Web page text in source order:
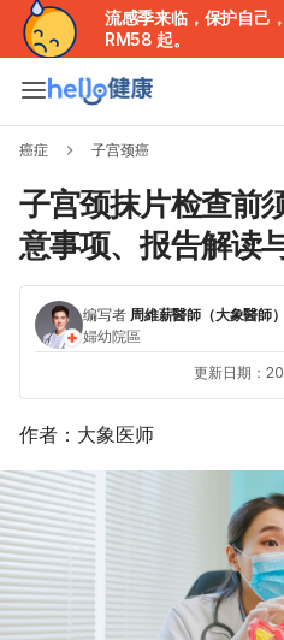
流感季来临，保护自己
RM58 起。
癌症 子宫颈癌
子宫颈抹片检查前
意事项、报告解读
编写者 周維薪醫師（大象醫師）
婦幼院區
更新日期：
作者：大象医师